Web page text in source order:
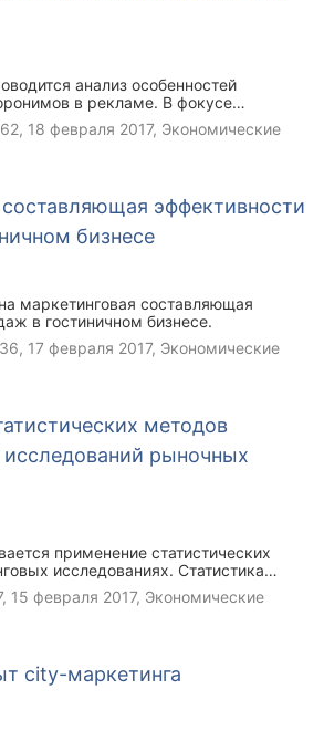
анализ особенностей
в рекламе. В фокусе
г. Имим Тюменской области.
послужили телефонный
объявлений, публикуемые
основные особенности
в рекламе.
18 февраля 2017, Экономические
эффективности
бизнесе
маркетинговая составляющая
в гостиничном бизнесе.
17 февраля 2017, Экономические
методов
рыночных
применение статистических
исследованиях. Статистика
информацию
развития рынка, о тех или
заинтересованно общество.
15 февраля 2017, Экономические
city-маркетинга